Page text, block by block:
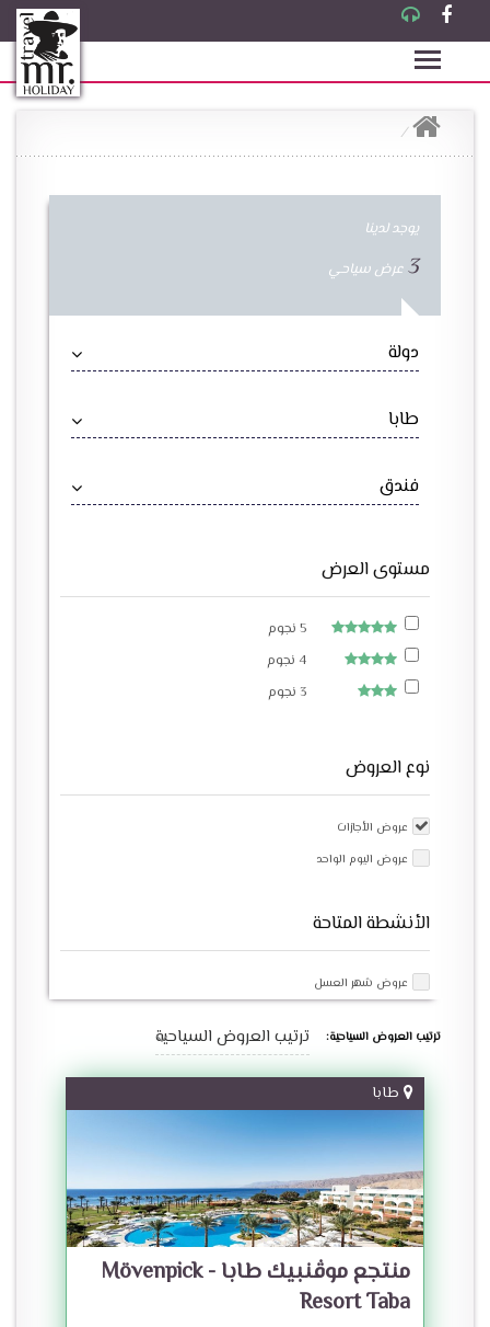
يوجد لدينا
3 عرض سياحي
دولة
طابا
فندق
مستوى العرض
5 نجوم
4 نجوم
3 نجوم
نوع العروض
عروض الأجازات
عروض اليوم الواحد
الأنشطة المتاحة
عروض شهر العسل
ترتيب العروض السياحية: ترتيب العروض السياحية
طابا
منتجع موڤنبيك طابا - Mövenpick
Resort Taba